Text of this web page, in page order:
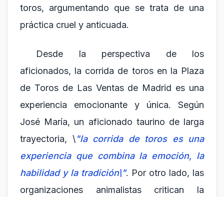
toros, argumentando que se trata de una
práctica cruel y anticuada.
Desde la perspectiva de los
aficionados, la corrida de toros en la Plaza
de Toros de Las Ventas de Madrid es una
experiencia emocionante y única. Según
José María, un aficionado taurino de larga
trayectoria, \"la corrida de toros es una
experiencia que combina la emoción, la
habilidad y la tradición\". Por otro lado, las
organizaciones animalistas critican la